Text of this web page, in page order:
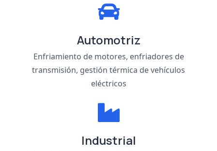
Automotriz
Enfriamiento de motores, enfriadores de
transmisión, gestión térmica de vehículos
eléctricos
Industrial